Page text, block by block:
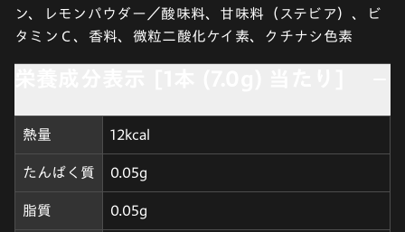
ン、レモンパウダー／酸味料、甘味料（ステビア）、ビ
タミンＣ、香料、微粒二酸化ケイ素、クチナシ色素
熱量 12kcal
たんぱく質 0.05g
脂質 0.05g